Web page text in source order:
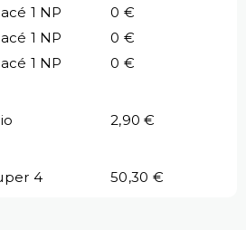
1 NP
0 €
1 NP
0 €
1 NP
0 €
2,90 €
4 50,30 €